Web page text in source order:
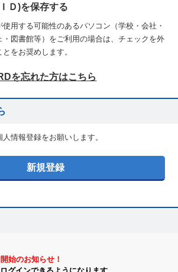
Ｄ)を保存する
用する可能性のあるパソコン（学校・会社・
・図書館等）をご利用の場合は、チェックを外
をお奨めします。
を忘れた方はこちら
情報登録をお願いします。
始のお知らせ！